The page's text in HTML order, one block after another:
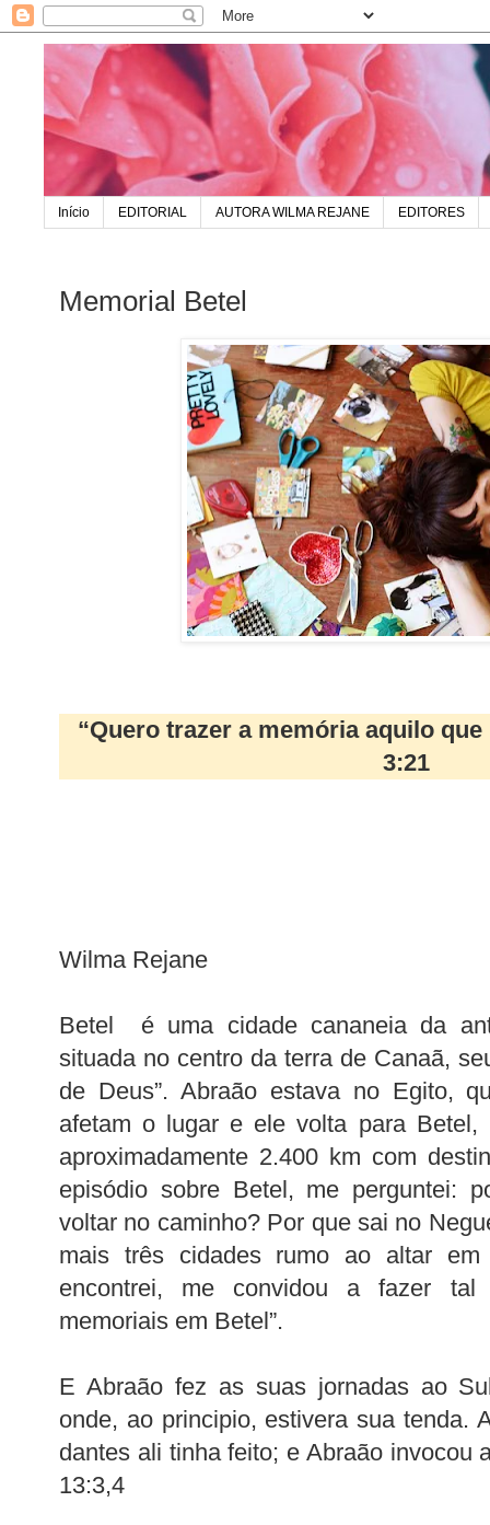
Início EDITORIAL AUTORA WILMA REJANE EDITORES
Memorial Betel
“Quero trazer a memória aquilo
3:21
Wilma Rejane
Betel é uma cidade cananeia da
situada no centro da terra de Canaã,
de Deus”. Abraão estava no Egito,
afetam o lugar e ele volta para Betel,
aproximadamente 2.400 km com
episódio sobre Betel, me perguntei:
voltar no caminho? Por que sai no
mais três cidades rumo ao altar
encontrei, me convidou a fazer tal
memoriais em Betel”.
E Abraão fez as suas jornadas ao
onde, ao principio, estivera sua tenda.
dantes ali tinha feito; e Abraão invocou
13:3,4